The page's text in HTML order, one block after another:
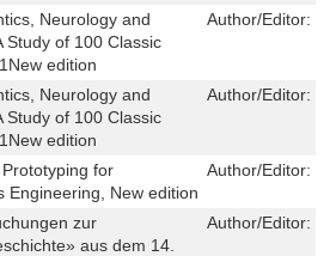
Neurology and
of 100 Classic
edition
Author/Editor:
Neurology and
of 100 Classic
edition
Author/Editor:
for
Engineering, New edition
Author/Editor:
zur
aus dem 14.
Author/Editor: